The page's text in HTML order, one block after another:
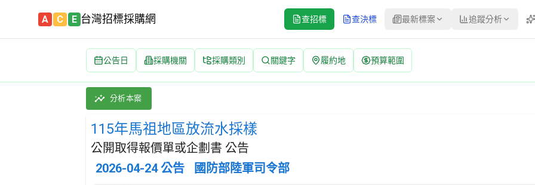
A C E 台灣招標採購網 查招標 查決標 最新標案 追蹤分析
公告日 採購機關 採購類別 關鍵字 履約地 預算範圍
115年馬祖地區放流水採樣 招標公告 | 案號：FE15015P014 | 公開取得報價單或企劃書 公告
採購類別：勞務類 污水及垃圾處理、公共衛生及其他環保服務 | 招標方式：公開取得報價單或企劃書 |
分析本案
115年馬祖地區放流水採樣
公開取得報價單或企劃書 公告
2026-04-24 公告 國防部陸軍司令部